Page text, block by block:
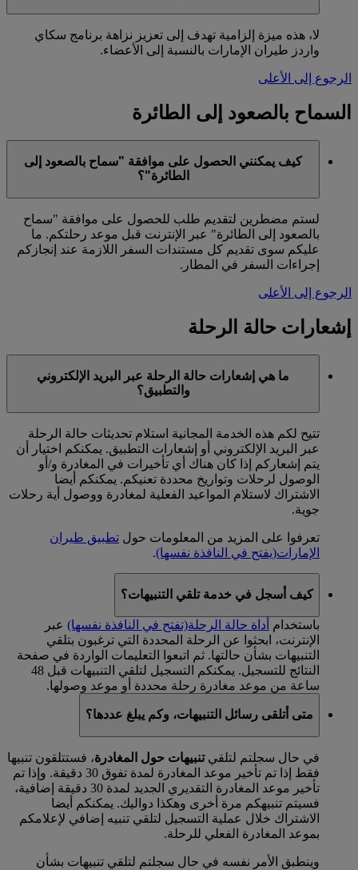
لا، هذه ميزة إلزامية تهدف إلى تعزيز نزاهة برنامج سكاي
واردز طيران الإمارات بالنسبة إلى الأعضاء.
الرجوع إلى الأعلى
السماح بالصعود إلى الطائرة
كيف يمكنني الحصول على موافقة "سماح بالصعود إلى
الطائرة"؟
لستم مضطرين لتقديم طلب للحصول على موافقة "سماح
بالصعود إلى الطائرة" عبر الإنترنت قبل موعد رحلتكم. ما
عليكم سوى تقديم كل مستندات السفر اللازمة عند إنجازكم
إجراءات السفر في المطار.
الرجوع إلى الأعلى
إشعارات حالة الرحلة
ما هي إشعارات حالة الرحلة عبر البريد الإلكتروني
والتطبيق؟
تتيح لكم هذه الخدمة المجانية استلام تحديثات حالة الرحلة
عبر البريد الإلكتروني أو إشعارات التطبيق. يمكنكم اختيار أن
يتم إشعاركم إذا كان هناك أي تأخيرات في المغادرة و/أو
الوصول لرحلات وتواريخ محددة تعنيكم. يمكنكم أيضا
الاشتراك لاستلام المواعيد الفعلية لمغادرة ووصول أية رحلات
جوية.
تعرفوا على المزيد من المعلومات حول تطبيق طيران
الإمارات(يفتح في النافذة نفسها).
كيف أسجل في خدمة تلقي التنبيهات؟
باستخدام أداة حالة الرحلة(تفتح في النافذة نفسها) عبر
الإنترنت، ابحثوا عن الرحلة المحددة التي ترغبون بتلقي
التنبيهات بشأن حالتها. ثم اتبعوا التعليمات الواردة في صفحة
النتائج للتسجيل. يمكنكم التسجيل لتلقي التنبيهات قبل 48
ساعة من موعد مغادرة رحلة محددة أو موعد وصولها.
متى أتلقى رسائل التنبيهات، وكم يبلغ عددها؟
في حال سجلتم لتلقيتنبيهات حول المغادرة، فستتلقون تنبيها
فقط إذا تم تأخير موعد المغادرة لمدة تفوق 30 دقيقة. وإذا تم
تأخير موعد المغادرة التقديري الجديد لمدة 30 دقيقة إضافية،
فسيتم تنبيهكم مرة أخرى وهكذا دواليك. يمكنكم أيضا
الاشتراك خلال عملية التسجيل لتلقي تنبيه إضافي لإعلامكم
بموعد المغادرة الفعلي للرحلة.
وينطبق الأمر نفسه في حال سجلتم لتلقي تنبيهات بشأن